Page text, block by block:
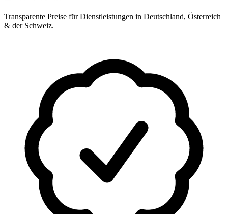
Transparente Preise für Dienstleistungen in Deutschland, Österreich
& der Schweiz.